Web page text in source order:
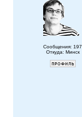
Сообщения: 197
Откуда: Минск